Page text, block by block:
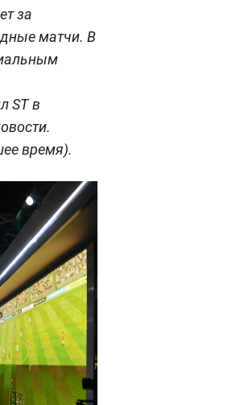
за
матчи. В
ST в
время).